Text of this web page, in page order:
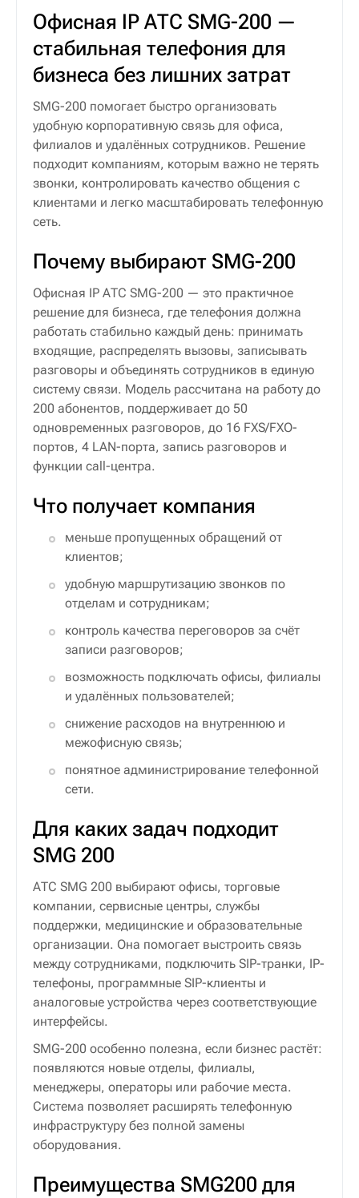
Офисная IP АТС SMG-200 —
стабильная телефония для
бизнеса без лишних затрат
SMG-200 помогает быстро организовать
удобную корпоративную связь для офиса,
филиалов и удалённых сотрудников. Решение
подходит компаниям, которым важно не терять
звонки, контролировать качество общения с
клиентами и легко масштабировать телефонную
сеть.
Почему выбирают SMG-200
Офисная IP АТС SMG-200 — это практичное
решение для бизнеса, где телефония должна
работать стабильно каждый день: принимать
входящие, распределять вызовы, записывать
разговоры и объединять сотрудников в единую
систему связи. Модель рассчитана на работу до
200 абонентов, поддерживает до 50
одновременных разговоров, до 16 FXS/FXO-
портов, 4 LAN-порта, запись разговоров и
функции call-центра.
Что получает компания
меньше пропущенных обращений от
клиентов;
удобную маршрутизацию звонков по
отделам и сотрудникам;
контроль качества переговоров за счёт
записи разговоров;
возможность подключать офисы, филиалы
и удалённых пользователей;
снижение расходов на внутреннюю и
межофисную связь;
понятное администрирование телефонной
сети.
Для каких задач подходит
SMG 200
АТС SMG 200 выбирают офисы, торговые
компании, сервисные центры, службы
поддержки, медицинские и образовательные
организации. Она помогает выстроить связь
между сотрудниками, подключить SIP-транки, IP-
телефоны, программные SIP-клиенты и
аналоговые устройства через соответствующие
интерфейсы.
SMG-200 особенно полезна, если бизнес растёт:
появляются новые отделы, филиалы,
менеджеры, операторы или рабочие места.
Система позволяет расширять телефонную
инфраструктуру без полной замены
оборудования.
Преимущества SMG200 для